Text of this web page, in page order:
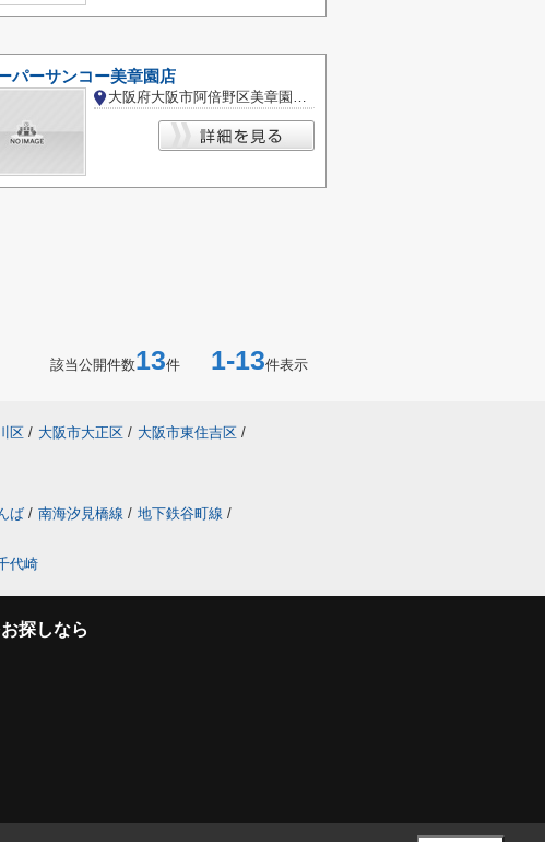
パーサンコー美章園店
大阪府大阪市阿倍野区美章園２丁目
該当公開件数13件 1-13件表示
区 / 大阪市大正区 / 大阪市東住吉区 /
ば / 南海汐見橋線 / 地下鉄谷町線 /
代崎
探しなら